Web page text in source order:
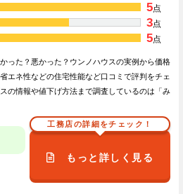
5点
3点
5点
った？悪かった？ウンノハウスの実例から価格
エネ性などの住宅性能など口コミで評判をチェ
の情報や値下げ方法まで調査しているのは「み
工務店の詳細をチェック！
もっと詳しく見る